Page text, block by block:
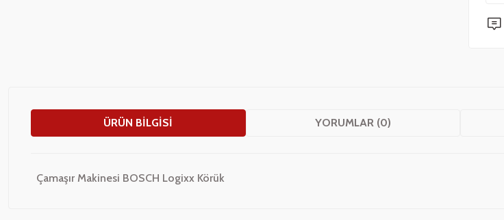
ÜRÜN BILGISI YORUMLAR (0)
Çamaşır Makinesi BOSCH Logixx Körük